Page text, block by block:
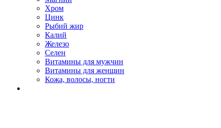
Хром
Цинк
Рыбий жир
Калий
Железо
Селен
Витамины для мужчин
Витамины для женщин
Кожа, волосы, ногти